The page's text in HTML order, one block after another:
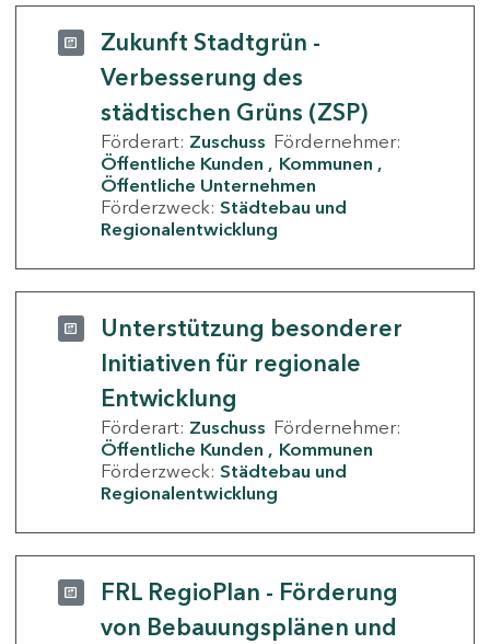
Zukunft Stadtgrün -
Verbesserung des
städtischen Grüns (ZSP)
Förderart: Zuschuss Fördernehmer:
Öffentliche Kunden
Kommunen
Öffentliche Unternehmen
Förderzweck: Städtebau und
Regionalentwicklung
Unterstützung besonderer
Initiativen für regionale
Entwicklung
Förderart: Zuschuss Fördernehmer:
Öffentliche Kunden
Kommunen
Förderzweck: Städtebau und
Regionalentwicklung
FRL RegioPlan - Förderung
von Bebauungsplänen und